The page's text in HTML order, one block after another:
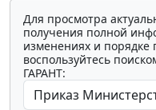
Для просмотра
получения полной
изменениях и порядке
воспользуйтесь
ГАРАНТ: